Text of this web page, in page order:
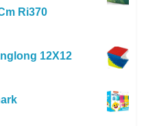
Ri370
12X12